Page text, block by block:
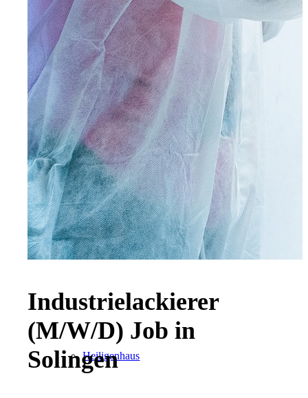
Haan
Radevormwald
Hilden
Heiligenhaus
Industrielackierer
(M/W/D) Job in
Solingen